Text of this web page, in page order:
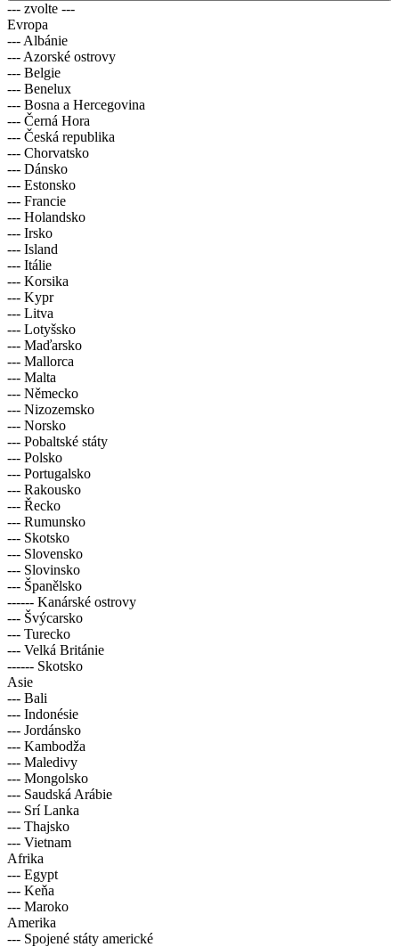
--- zvolte ---
Evropa
--- Albánie
--- Azorské ostrovy
--- Belgie
--- Benelux
--- Bosna a Hercegovina
--- Černá Hora
--- Česká republika
--- Chorvatsko
--- Dánsko
--- Estonsko
--- Francie
--- Holandsko
--- Irsko
--- Island
--- Itálie
--- Korsika
--- Kypr
--- Litva
--- Lotyšsko
--- Maďarsko
--- Mallorca
--- Malta
--- Německo
--- Nizozemsko
--- Norsko
--- Pobaltské státy
--- Polsko
--- Portugalsko
--- Rakousko
--- Řecko
--- Rumunsko
--- Skotsko
--- Slovensko
--- Slovinsko
--- Španělsko
------ Kanárské ostrovy
--- Švýcarsko
--- Turecko
--- Velká Británie
------ Skotsko
Asie
--- Bali
--- Indonésie
--- Jordánsko
--- Kambodža
--- Maledivy
--- Mongolsko
--- Saudská Arábie
--- Srí Lanka
--- Thajsko
--- Vietnam
Afrika
--- Egypt
--- Keňa
--- Maroko
Amerika
--- Spojené státy americké